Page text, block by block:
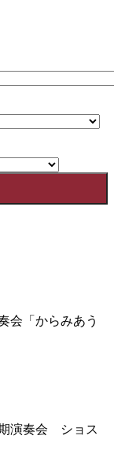
会「からみあう
演奏会 ショス